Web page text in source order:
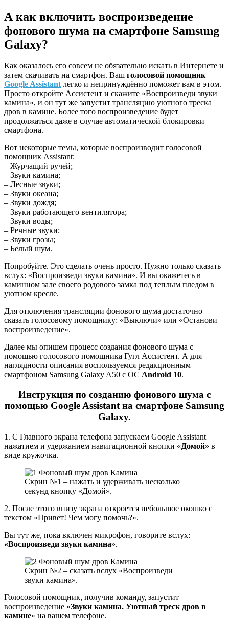
А как включить воспроизведение
фонового шума на смартфоне Samsung
Galaxy?
Как оказалось его совсем не обязательно искать в Интернете и
затем скачивать на смартфон. Ваш голосовой помощник
GoogleAssistantлегко и непринуждённо поможет вам в этом.
Просто откройте Ассистент и скажите «Воспроизведи звуки
камина», и он тут же запустит трансляцию уютного треска
дров в камине. Более того воспроизведение будет
продолжаться даже в случае автоматической блокировки
смартфона.
Вот некоторые темы, которые воспроизводит голосовой
помощник Assistant:
– Журчащий ручей;
– Звуки камина;
– Лесные звуки;
– Звуки океана;
– Звуки дождя;
– Звуки работающего вентилятора;
– Звуки воды;
– Речные звуки;
– Звуки грозы;
– Белый шум.
Попробуйте. Это сделать очень просто. Нужно только сказать
вслух: «Воспроизведи звуки камина». И вы окажетесь в
каминном зале своего родового замка под теплым пледом в
уютном кресле.
Для отключения трансляции фонового шума достаточно
сказать голосовому помощнику: «Выключи» или «Останови
воспроизведение».
Далее мы опишем процесс создания фонового шума с
помощью голосового помощника Гугл Ассистент. А для
наглядности описания воспользуемся редакционным
смартфоном Samsung Galaxy A50 с ОС Android 10.
Инструкция по созданию фонового шума с
помощью Google Assistant на смартфоне Samsung
Galaxy.
1. С Главного экрана телефона запускаем Google Assistant
нажатием и удержанием навигационной кнопки «Домой» в
виде кружочка.
Скрин №1 – нажать и удерживать несколько
секунд кнопку «Домой».
2. После этого внизу экрана откроется небольшое окошко с
текстом «Привет! Чем могу помочь?».
Вы тут же, пока включен микрофон, говорите вслух:
«Воспроизведи звуки камина».
Скрин №2 – сказать вслух «Воспроизведи
звуки камина».
Голосовой помощник, получив команду, запустит
воспроизведение «Звуки камина. Уютный треск дров в
камине» на вашем телефоне.